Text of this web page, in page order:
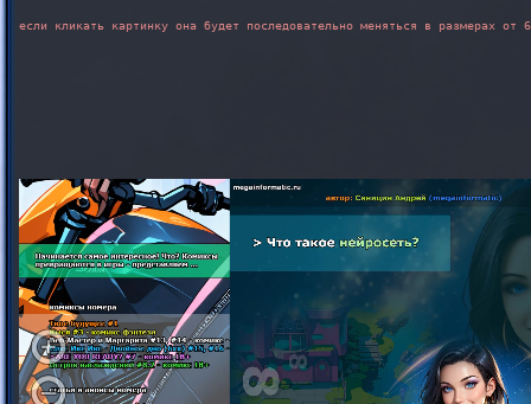
если кликать картинку она будет последовательно меняться в размерах от